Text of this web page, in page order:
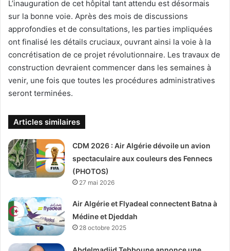
L’inauguration de cet hôpital tant attendu est désormais
sur la bonne voie. Après des mois de discussions
approfondies et de consultations, les parties impliquées
ont finalisé les détails cruciaux, ouvrant ainsi la voie à la
concrétisation de ce projet révolutionnaire. Les travaux de
construction devraient commencer dans les semaines à
venir, une fois que toutes les procédures administratives
seront terminées.
Articles similaires
CDM 2026 : Air Algérie dévoile un avion
spectaculaire aux couleurs des Fennecs
(PHOTOS)
27 mai 2026
Air Algérie et Flyadeal connectent Batna à
Médine et Djeddah
28 octobre 2025